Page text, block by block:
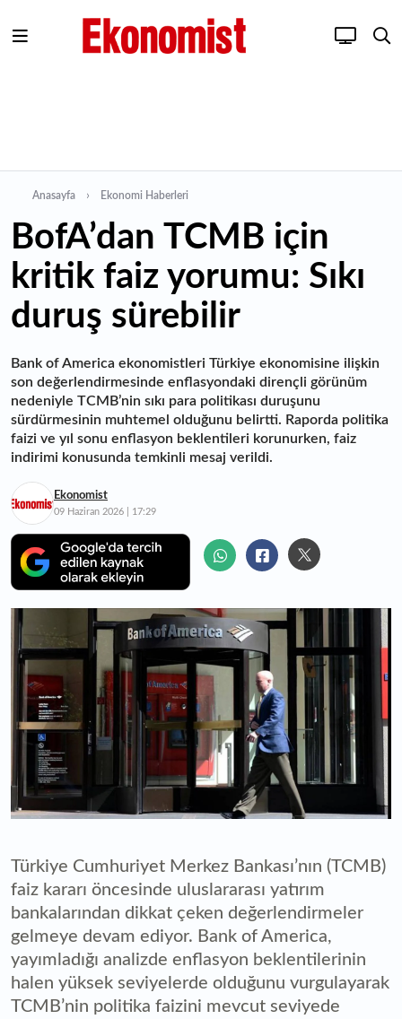
Anasayfa Ekonomi Haberleri
BofA’dan TCMB için
kritik faiz yorumu: Sıkı
duruş sürebilir
Bank of America ekonomistleri Türkiye ekonomisine ilişkin
son değerlendirmesinde enflasyondaki dirençli görünüm
nedeniyle TCMB’nin sıkı para politikası duruşunu
sürdürmesinin muhtemel olduğunu belirtti. Raporda politika
faizi ve yıl sonu enflasyon beklentileri korunurken, faiz
indirimi konusunda temkinli mesaj verildi.
Ekonomist
09 Haziran 2026 | 17:29
Türkiye Cumhuriyet Merkez Bankası’nın (TCMB)
faiz kararı öncesinde uluslararası yatırım
bankalarından dikkat çeken değerlendirmeler
gelmeye devam ediyor. Bank of America,
yayımladığı analizde enflasyon beklentilerinin
halen yüksek seviyelerde olduğunu vurgulayarak
TCMB’nin politika faizini mevcut seviyede